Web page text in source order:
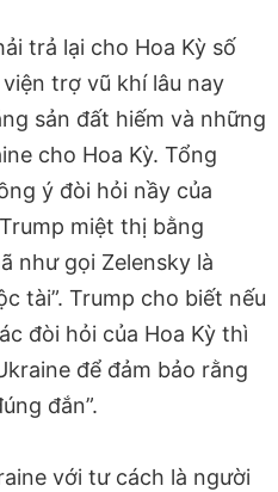
trả lại cho Hoa Kỳ số
trợ vũ khí lâu nay
sản đất hiếm và những
cho Hoa Kỳ. Tổng
ý đòi hỏi nầy của
miệt thị bằng
như gọi Zelensky là
tài”. Trump cho biết nếu
đòi hỏi của Hoa Kỳ thì
để đảm bảo rằng
đắn”.
với tư cách là người